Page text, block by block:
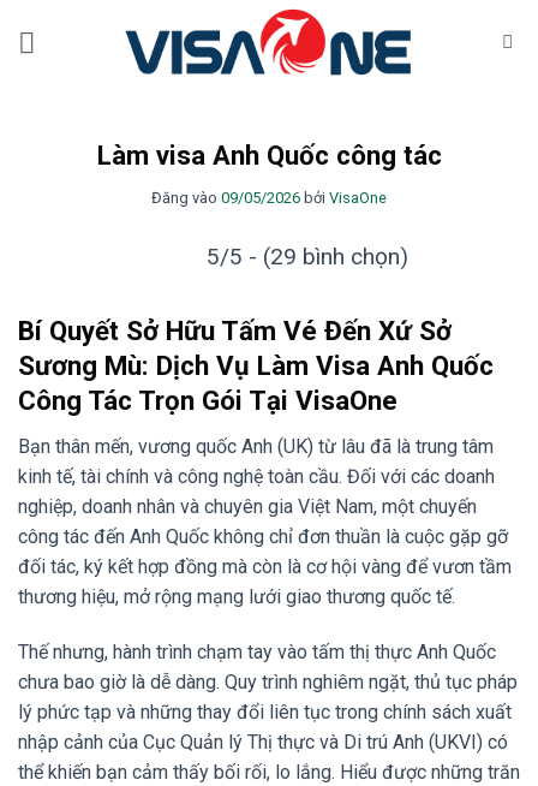
Làm visa Anh Quốc công tác
Đăng vào 09/05/2026 bởi VisaOne
5/5 - (29 bình chọn)
Bí Quyết Sở Hữu Tấm Vé Đến Xứ Sở
Sương Mù: Dịch Vụ Làm Visa Anh Quốc
Công Tác Trọn Gói Tại VisaOne
Bạn thân mến, vương quốc Anh (UK) từ lâu đã là trung tâm
kinh tế, tài chính và công nghệ toàn cầu. Đối với các doanh
nghiệp, doanh nhân và chuyên gia Việt Nam, một chuyến
công tác đến Anh Quốc không chỉ đơn thuần là cuộc gặp gỡ
đối tác, ký kết hợp đồng mà còn là cơ hội vàng để vươn tầm
thương hiệu, mở rộng mạng lưới giao thương quốc tế.
Thế nhưng, hành trình chạm tay vào tấm thị thực Anh Quốc
chưa bao giờ là dễ dàng. Quy trình nghiêm ngặt, thủ tục pháp
lý phức tạp và những thay đổi liên tục trong chính sách xuất
nhập cảnh của Cục Quản lý Thị thực và Di trú Anh (UKVI) có
thể khiến bạn cảm thấy bối rối, lo lắng. Hiểu được những trăn